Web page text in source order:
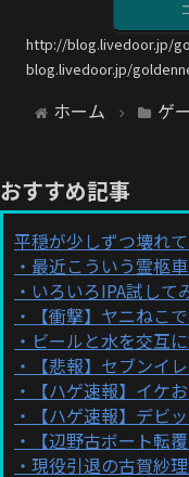
http://blog.livedoor.jp/
blog.livedoor.jp/
ホーム ゲ
おすすめ記事
平穏が少しずつ壊れ
最近こういう霊柩
いろいろIPA試して
【衝撃】ヤニねこ
ビールと水を交互
【悲報】セブンイ
【ハゲ速報】イケ
【ハゲ速報】デビ
【辺野古ボート転
現役引退の古賀紗